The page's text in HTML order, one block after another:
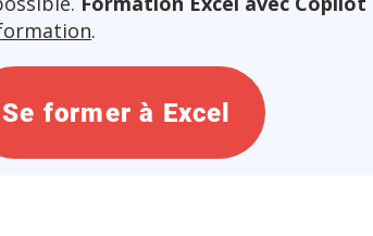
.
Se former à Excel